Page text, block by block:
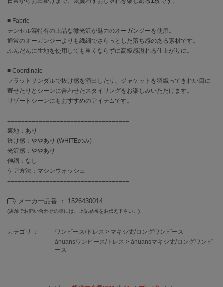
DANSKIN
ダンスキン
エイミー イストワール
emmi
エミ
emmi atelier
エミ アトリエ
emmi yoga
エミヨガ
ETRÉ TOKYO
ey
アイ
■ Fabric
テンセル混特有の上品な微光沢が魅力のオーガンジーを使用。
通常のオーガンジーよりも繊細でさらっとした落ち感のある素材です。
ふんだんに生地を使用しても重くならずに高級感溢れる仕上がりに。
■ Coordinate
フラットサンダルで抜け感を演出したり、ジャケットを羽織ってきれい目に
寄せたりとシーンに合わせたスタイリングをお楽しみいただけます。
リゾートシーンにもおすすめのアイテムです。
===================================
裏地：あり
透け感：ややあり (WHITEのみ)
光沢感：ややあり
伸縮：なし
ケア方法：マシンウォッシュ
===================================
メーカー品番 ： 1526430014
(店舗でお問い合わせの際には、上記品番をお伝え下さい。)
カテゴリ ： ワンピース/ドレス > マキシ丈/ロングワンピース
ánuansワンピース/ドレス > ánuansマキシ丈/ロングワンピ
ース